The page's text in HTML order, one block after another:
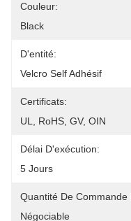
Couleur:
Black
D'entité:
Velcro Self Adhésif
Certificats:
UL, RoHS, GV, OIN
Délai D'exécution:
5 Jours
Quantité De Commande
Négociable